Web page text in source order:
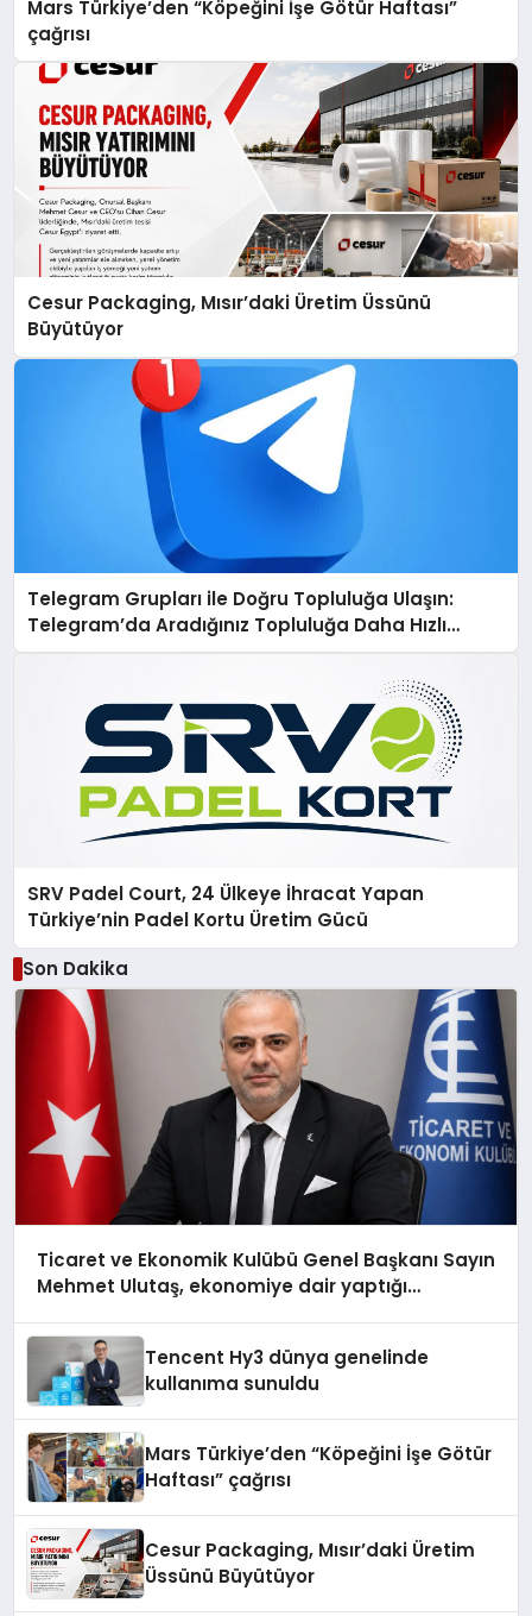
Mars Türkiye’den “Köpeğini İşe Götür Haftası”
çağrısı
Cesur Packaging, Mısır’daki Üretim Üssünü
Büyütüyor
Telegram Grupları ile Doğru Topluluğa Ulaşın:
Telegram’da Aradığınız Topluluğa Daha Hızlı
Ulaşın
SRV Padel Court, 24 Ülkeye İhracat Yapan
Türkiye’nin Padel Kortu Üretim Gücü
Son Dakika
Ticaret ve Ekonomik Kulübü Genel Başkanı Sayın
Mehmet Ulutaş, ekonomiye dair yaptığı
Tencent Hy3 dünya genelinde
kullanıma sunuldu
Mars Türkiye’den “Köpeğini İşe Götür
Haftası” çağrısı
Cesur Packaging, Mısır’daki Üretim
Üssünü Büyütüyor